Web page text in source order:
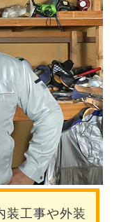
装工事や外装